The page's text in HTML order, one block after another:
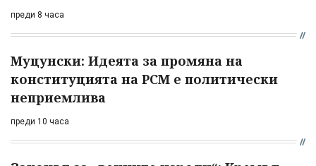
преди 8 часа
Муцунски: Идеята за промяна на
конституцията на РСМ е политически
неприемлива
преди 10 часа